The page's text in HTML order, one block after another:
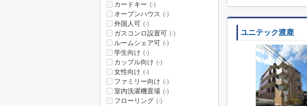
ユニテック渡鹿
カードキー (-)
オープンハウス (-)
外国人可 (-)
ガスコンロ設置可 (-)
ルームシェア可 (-)
学生向け (-)
カップル向け (-)
女性向け (-)
ファミリー向け (-)
室内洗濯機置場 (-)
フローリング (-)